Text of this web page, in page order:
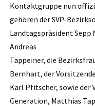
Kontaktgruppe nun
gehören der SVP-
Landtagspräsident Sepp
Andreas
Tappeiner, die
Bernhart, der
Karl Pfitscher, sowie der
Generation, Matthias